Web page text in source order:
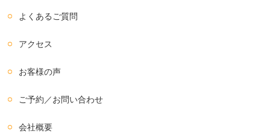
よくあるご質問
アクセス
お客様の声
ご予約／お問い合わせ
会社概要